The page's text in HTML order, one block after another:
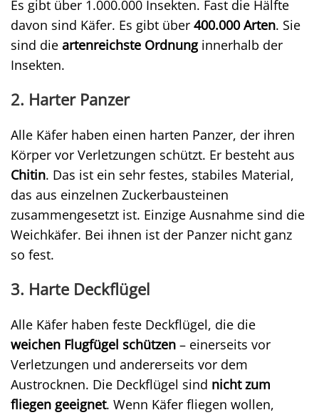
Es gibt über 1.000.000 Insekten. Fast die Hälfte
davon sind Käfer. Es gibt über 400.000 Arten. Sie
sind die artenreichste Ordnunginnerhalb der
Insekten.
2. Harter Panzer
Alle Käfer haben einen harten Panzer, der ihren
Körper vor Verletzungen schützt. Er besteht aus
Chitin. Das ist ein sehr festes, stabiles Material,
das aus einzelnen Zuckerbausteinen
zusammengesetzt ist. Einzige Ausnahme sind die
Weichkäfer. Bei ihnen ist der Panzer nicht ganz
so fest.
3. Harte Deckflügel
Alle Käfer haben feste Deckflügel, die die
weichen Flugfügel schützen – einerseits vor
Verletzungen und andererseits vor dem
Austrocknen. Die Deckflügel sind nicht zum
fliegen geeignet. Wenn Käfer fliegen wollen,